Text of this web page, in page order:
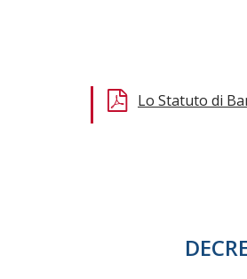
Lo Statuto di